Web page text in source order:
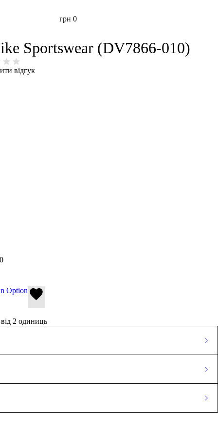
грн 0
Sportswear (DV7866-010)
відгук
Option
від 2 одиниць
обміняти його на інший аналогічний) можна протягом 14 днів